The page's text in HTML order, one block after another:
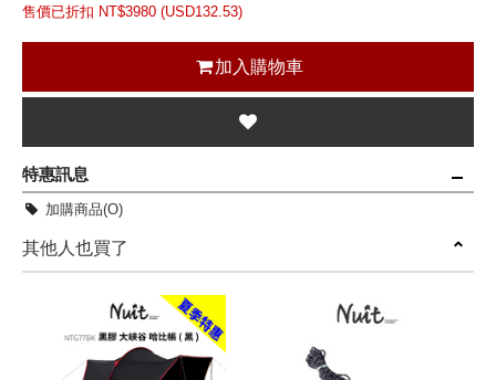
售價已折扣 NT$3980 (USD132.53)
加入購物車
特惠訊息
加購商品(O)
其他人也買了